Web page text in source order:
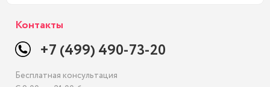
Контакты
+7 (499) 490-73-20
Бесплатная консультация